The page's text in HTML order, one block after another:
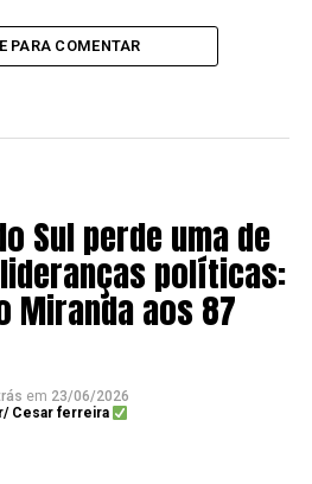
PARA COMENTAR
Sul perde uma de
políticas:
Miranda aos 87
em 23/06/2026
Cesar ferreira